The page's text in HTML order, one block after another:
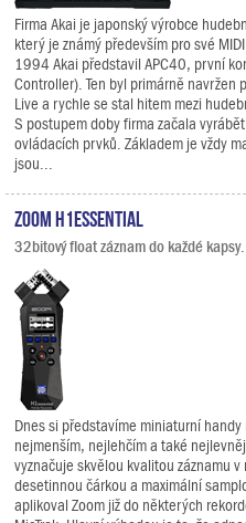
Firma Akai je japonský výrobce
který je známý především pro své
1994 Akai představil APC40, první
Controller). Ten byl primárně navržen
Live a rychle se stal hitem mezi
S postupem doby firma začala
ovládacích prvků. Základem je vždy
jsou...
Zoom H1essential
32bitový float záznam do každé kapsy.
Dnes si představíme miniaturní
nejmenším, nejlehčím a také
vyznačuje skvělou kvalitou záznamu
desetinnou čárkou a maximální
aplikoval Zoom již do některých